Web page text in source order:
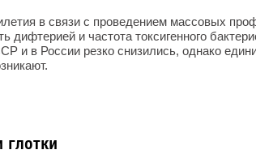
в связи с проведением массовых
дифтерией и частота токсигенного
и в России резко снизились, однако